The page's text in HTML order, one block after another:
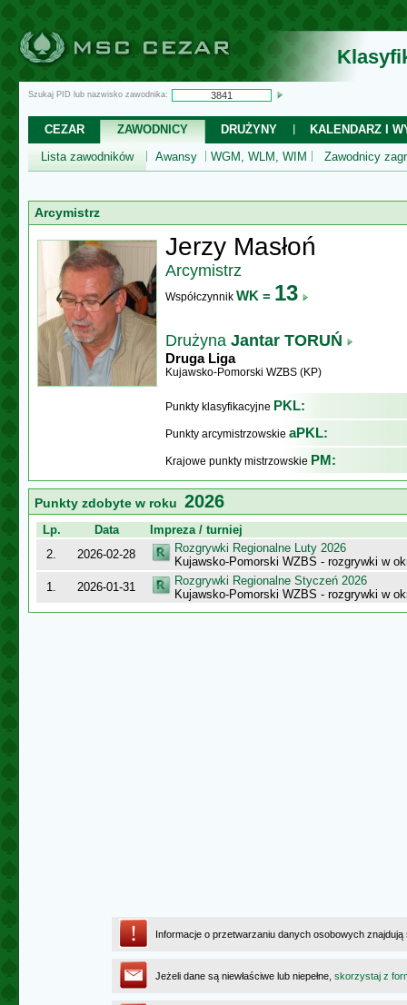
Szukaj PID lub nazwisko zawodnika:
CEZAR ZAWODNICY DRUŻYNY
KALENDARZ I
Lista zawodników
Awansy WGM, WLM, WIM Zawodnicy
Arcymistrz
Jerzy Masłoń
Arcymistrz
Współczynnik WK = 13
Drużyna Jantar TORUŃ
Druga Liga
Kujawsko-Pomorski WZBS (KP)
Punkty klasyfikacyjne PKL:
Punkty arcymistrzowskie aPKL:
Krajowe punkty mistrzowskie PM:
Punkty zdobyte w roku 2026
Lp. Data
Impreza / turniej
2.
2026-02-28
Rozgrywki Regionalne Luty 2026
Kujawsko-Pomorski WZBS - rozgrywki w
1.
2026-01-31
Rozgrywki Regionalne Styczeń 2026
Kujawsko-Pomorski WZBS - rozgrywki w
Informacje o przetwarzaniu danych osobowych
Jeżeli dane są niewłaściwe lub niepełne, skorzystaj z